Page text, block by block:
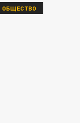
ОБЩЕСТВО